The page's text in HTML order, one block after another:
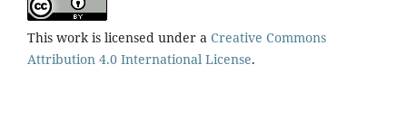
This work is licensed under a Creative Commons
Attribution 4.0 International License.